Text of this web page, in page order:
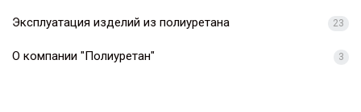
Эксплуатация изделий из полиуретана 23
О компании "Полиуретан" 3